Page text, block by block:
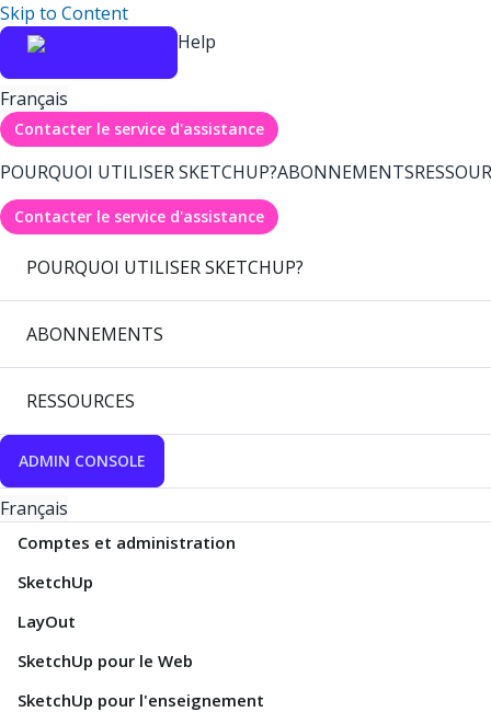
Skip to Content
Help
Français
Contacter le service d'assistance
POURQUOI UTILISER SKETCHUP?ABONNEMENTS
Contacter le service d'assistance
POURQUOI UTILISER SKETCHUP?
ABONNEMENTS
RESSOURCES
ADMIN CONSOLE
Français
Comptes et administration
SketchUp
LayOut
SketchUp pour le Web
SketchUp pour l'enseignement